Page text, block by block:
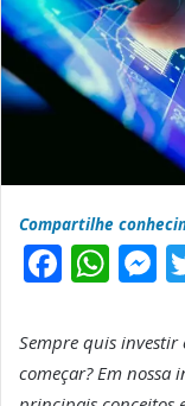
Compartilhe
F
a
c
e
W
h
a
t
e
s
s
Sempre quis investir
começar? Em